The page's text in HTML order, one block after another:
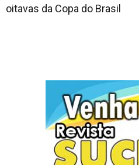
oitavas da Copa do Brasil